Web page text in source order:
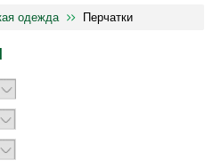
одежда Перчатки